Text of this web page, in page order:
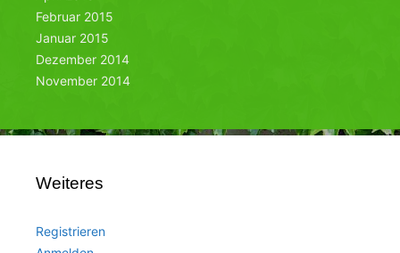
Februar 2015
Januar 2015
Dezember 2014
November 2014
Weiteres
Registrieren